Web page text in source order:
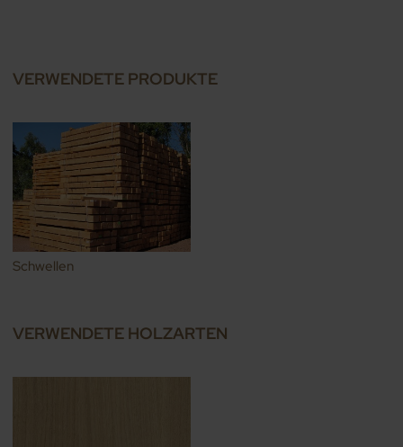
VERWENDETE PRODUKTE
Schwellen
VERWENDETE HOLZARTEN